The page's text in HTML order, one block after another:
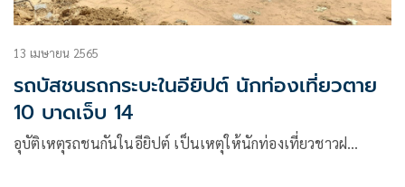
13 เมษายน 2565
รถบัสชนรถกระบะในอียิปต์ นักท่องเที่ยวตาย
10 บาดเจ็บ 14
อุบัติเหตุรถชนกันในอียิปต์ เป็นเหตุให้นักท่องเที่ยวชาวฝ…